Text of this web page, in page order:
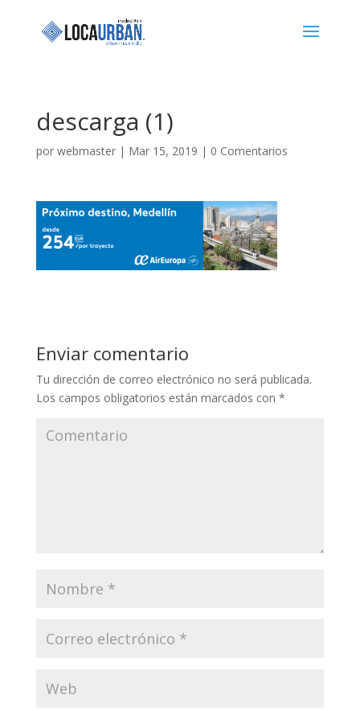
descarga (1)
por webmaster| Mar 15, 2019 | 0 Comentarios
Enviar comentario
Tu dirección de correo electrónico no será publicada.
Los campos obligatorios están marcados con *